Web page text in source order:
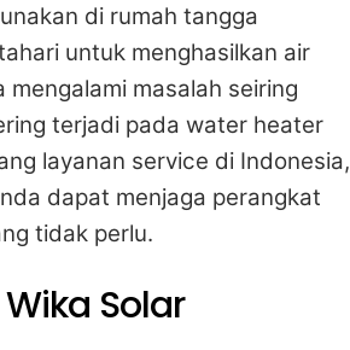
di rumah tangga
untuk menghasilkan air
masalah seiring
terjadi pada water heater
layanan service di Indonesia,
dapat menjaga perangkat
tidak perlu.
Solar